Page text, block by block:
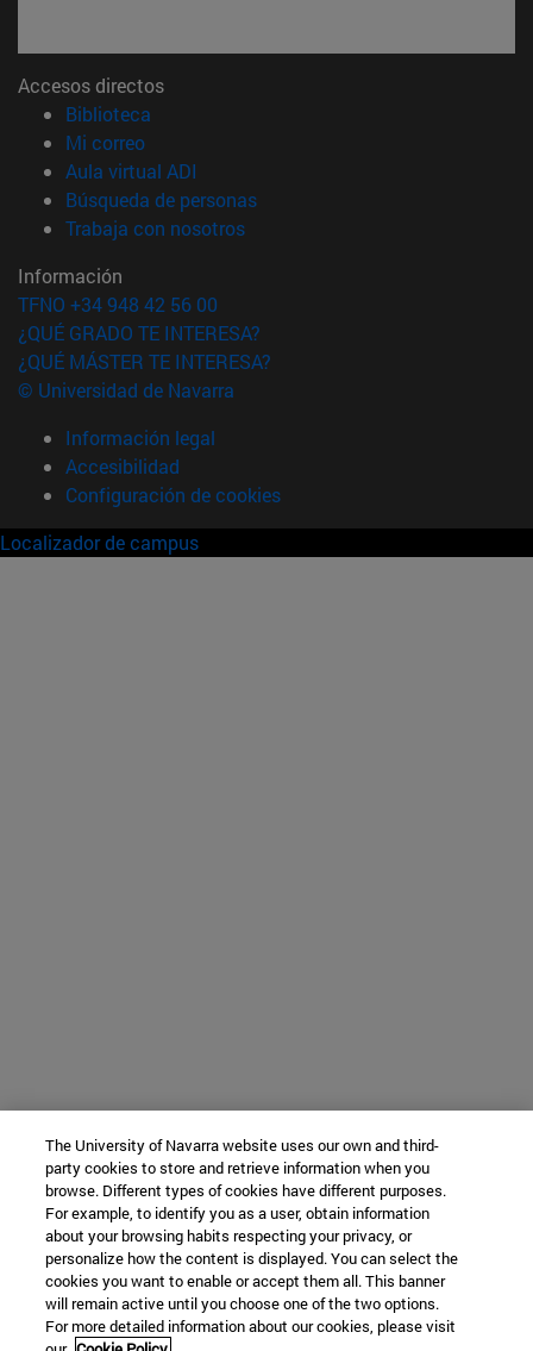
Accesos directos
Biblioteca
Mi correo(abre en nueva ventana)
Aula virtual ADI
Búsqueda de personas(abre en nueva ventana)
Trabaja con nosotros(abre en nueva ventana)
Información
TFNO +34 948 42 56 00
¿QUÉ GRADO TE INTERESA?
¿QUÉ MÁSTER TE INTERESA?
© Universidad de Navarra
Información legal
Accesibilidad
Configuración de cookies
Localizador de campus
The University of Navarra website uses our own and third-
party cookies to store and retrieve information when you
browse. Different types of cookies have different purposes.
For example, to identify you as a user, obtain information
about your browsing habits respecting your privacy, or
personalize how the content is displayed. You can select the
cookies you want to enable or accept them all. This banner
will remain active until you choose one of the two options.
For more detailed information about our cookies, please visit